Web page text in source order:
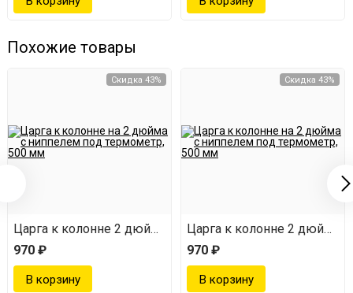
Похожие товары
под термометр
Скидка 43%
Царга к колонне 2 дюйма с ниппелем под термометр
970 ₽
Скидка 43%
Царга к колонне 2 дюйма
970 ₽